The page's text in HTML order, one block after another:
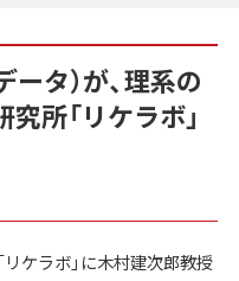
ータ）が、理系の
所「リケラボ」
ケラボ」に木村建次郎教授